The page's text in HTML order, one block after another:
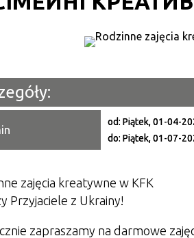
od: Piątek, 01-04-
do: Piątek, 01-07-
zajęcia kreatywne w KFK
Przyjaciele z Ukrainy!
zapraszamy na darmowe